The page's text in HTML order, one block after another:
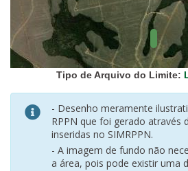
(IBGE)
Relevo
(IBGE)
Tipo de Arquivo do Limite:
- Desenho meramente
RPPN que foi gerado através
inseridas no SIMRPPN.
- A imagem de fundo não
a área, pois pode existir uma